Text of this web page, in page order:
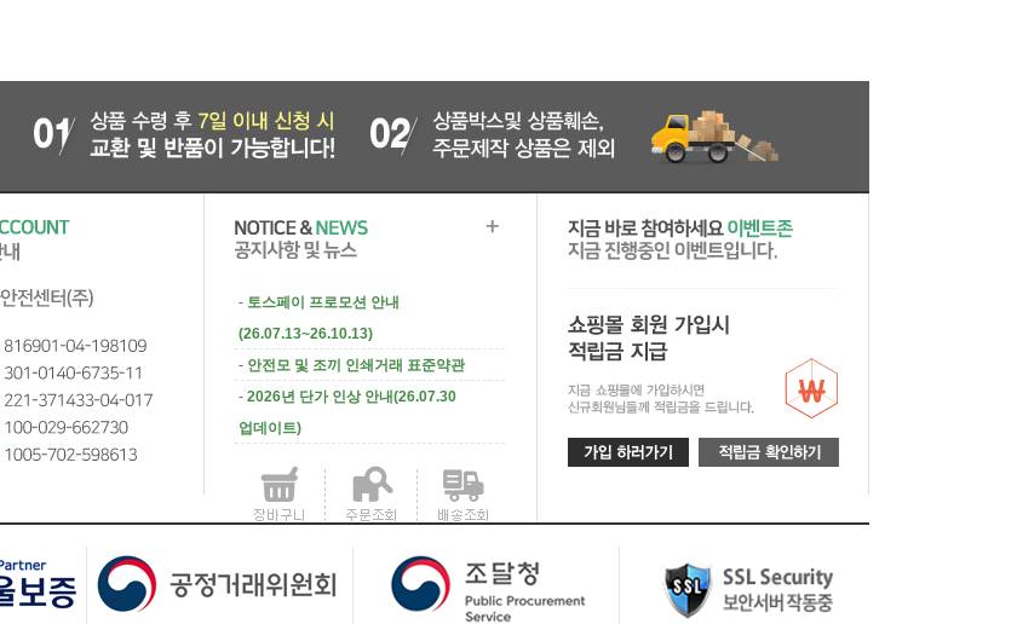
- 토스페이 프로모션 안내
(26.07.13~26.10.13)
- 안전모 및 조끼 인쇄거래 표준약관
- 2026년 단가 인상 안내(26.07.30
업데이트)